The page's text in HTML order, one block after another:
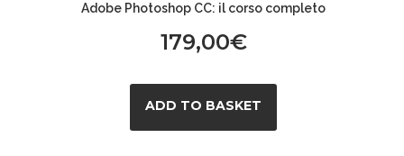
Adobe Photoshop CC: il corso completo
179,00€
ADD TO BASKET